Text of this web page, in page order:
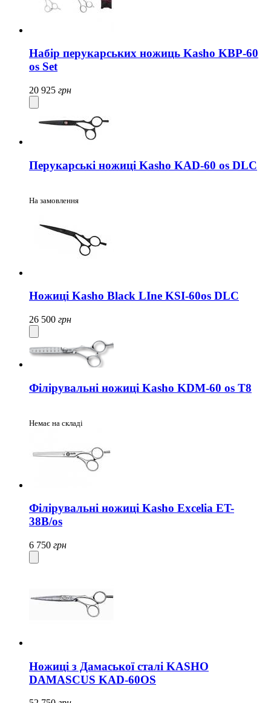
Набір перукарських ножиць Kasho KBP-60
os Set
20 925 грн
Перукарські ножиці Kasho KAD-60 os DLC
На замовлення
Ножиці Kasho Black LIne KSI-60os DLC
26 500 грн
Філірувальні ножиці Kasho KDM-60 os T8
Немає на складі
Філірувальні ножиці Kasho Excelia ET-
38B/os
6 750 грн
Ножиці з Дамаської сталі KASHO
DAMASCUS KAD-60OS